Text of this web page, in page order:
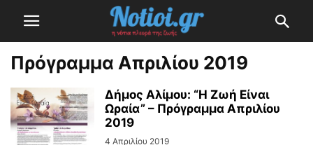
Πρόγραμμα Απριλίου 2019
Δήμος Αλίμου: “Η Ζωή Είναι
Ωραία” – Πρόγραμμα Απριλίου
2019
4 Απριλίου 2019